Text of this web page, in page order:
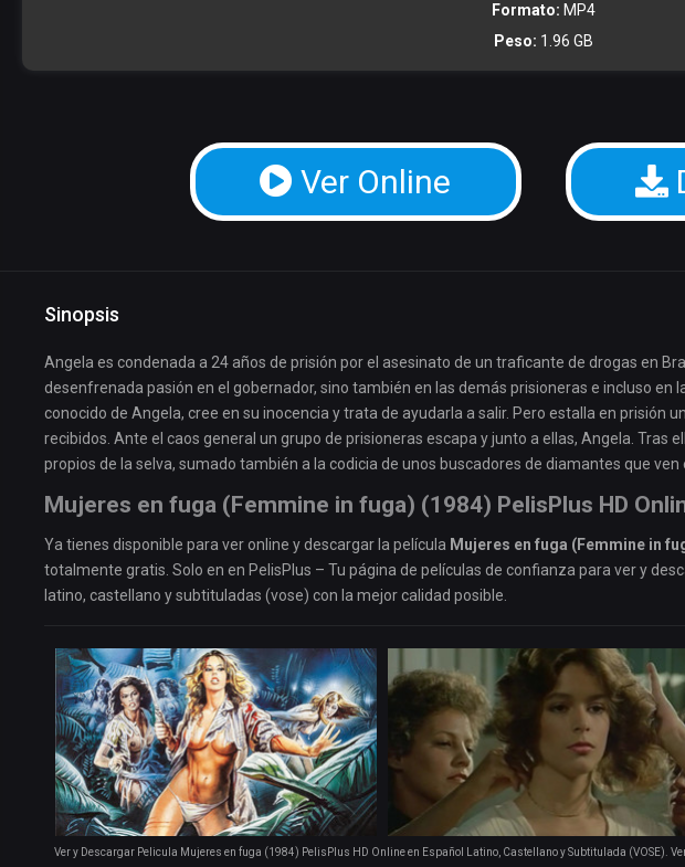
Formato: MP4
Peso: 1.96 GB
Ver Online
Sinopsis
Angela es condenada a 24 años de prisión por el asesinato de un traficante de drogas en
desenfrenada pasión en el gobernador, sino también en las demás prisioneras e incluso en
conocido de Angela, cree en su inocencia y trata de ayudarla a salir. Pero estalla en prisión
recibidos. Ante el caos general un grupo de prisioneras escapa y junto a ellas, Angela. Tras
propios de la selva, sumado también a la codicia de unos buscadores de diamantes que
Mujeres en fuga (Femmine in fuga) (1984) PelisPlus HD
Ya tienes disponible para ver online y descargar la película Mujeres en fuga (Femmine in
totalmente gratis. Solo en en PelisPlus – Tu página de películas de confianza para ver y
latino, castellano y subtituladas (vose) con la mejor calidad posible.
Ver y Descargar Pelicula Mujeres en fuga (1984) PelisPlus HD Online en Español Latino, Castellano y Subtitulada (VOSE).